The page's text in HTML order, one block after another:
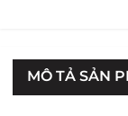
MÔ TẢ SẢN